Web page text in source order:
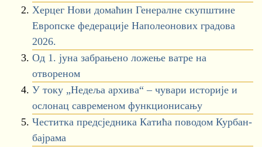
Херцег Нови домаћин Генералне скупштине
Европске федерације Наполеонових градова
2026.
Од 1. јуна забрањено ложење ватре на
отвореном
У току „Недеља архива“ – чувари историје и
ослонац савременом функционисању
Честитка предсједника Катића поводом Курбан-
бајрама